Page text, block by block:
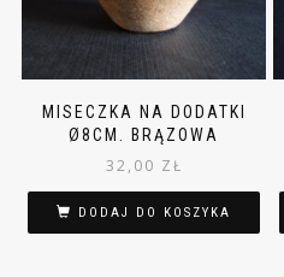
MISECZKA NA DODATKI
Ø8CM. BRĄZOWA
32,00 ZŁ
DODAJ DO KOSZYKA